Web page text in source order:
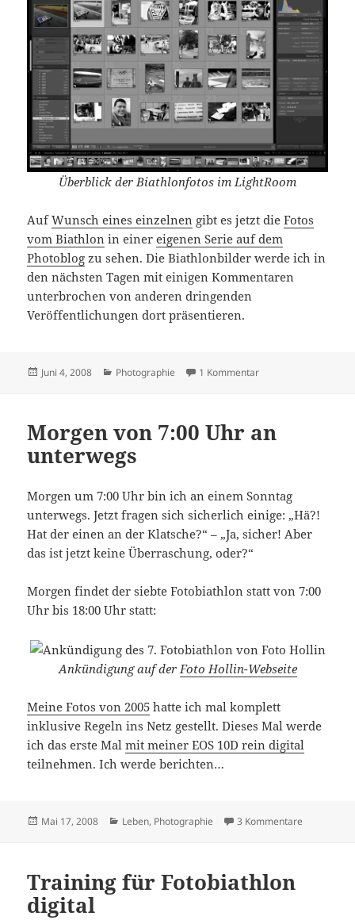
Überblick der Biathlonfotos im LightRoom
AufWunsch eines einzelnen gibt es jetzt dieFotos
vom Biathlon in einereigenen Serie auf dem
Photoblog zu sehen. Die Biathlonbilder werde ich in
den nächsten Tagen mit einigen Kommentaren
unterbrochen von anderen dringenden
Veröffentlichungen dort präsentieren.
Veröffentlicht
Juni 4, 2008 Kategorien
Photographie 1 Kommentarzu Neue Serie:
Morgen von 7:00 Uhr an
unterwegs
Morgen um 7:00 Uhr bin ich an einem Sonntag
unterwegs. Jetzt fragen sich sicherlich einige: „Hä?!
Hat der einen an der Klatsche?“ – „Ja, sicher! Aber
das ist jetzt keine Überraschung, oder?“
Morgen findet der siebte Fotobiathlon statt von 7:00
Uhr bis 18:00 Uhr statt:
Ankündigung auf derFoto Hollin-Webseite
Meine Fotos von 2005 hatte ich mal komplett
inklusive Regeln ins Netz gestellt. Dieses Mal werde
ich das erste Malmit meiner EOS 10D rein digital
teilnehmen. Ich werde berichten…
Veröffentlicht
Mai 17, 2008 Kategorien
Leben, Photographie 3 Kommentare
Training für Fotobiathlon
digital